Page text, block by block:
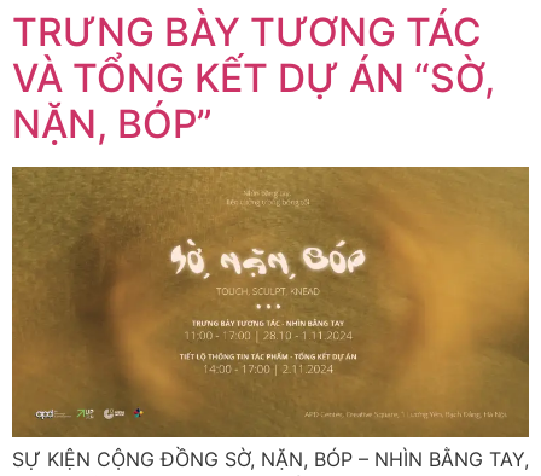
TRƯNG BÀY TƯƠNG TÁC
VÀ TỔNG KẾT DỰ ÁN “SỜ,
NẶN, BÓP”
SỰ KIỆN CỘNG ĐỒNG SỜ, NẶN, BÓP – NHÌN BẰNG TAY,